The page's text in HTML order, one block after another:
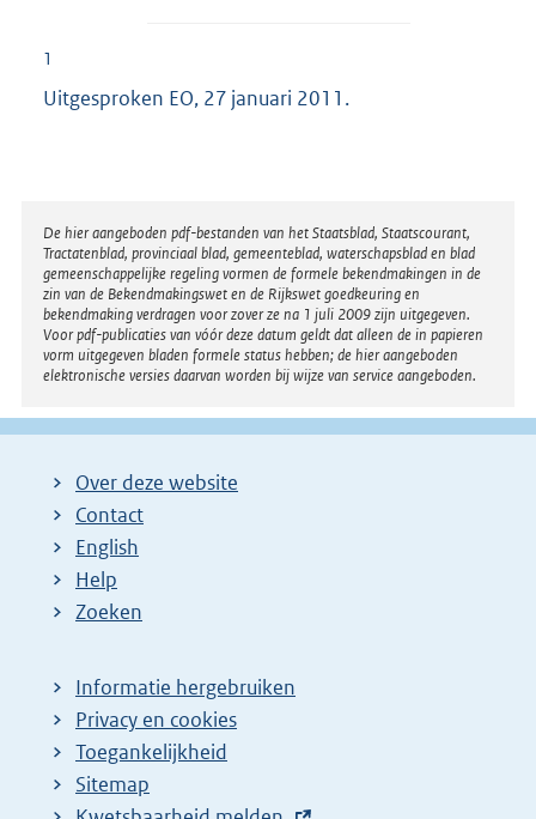
1
Uitgesproken EO, 27 januari 2011.
Disclaimer
De hier aangeboden pdf-bestanden van het Staatsblad, Staatscourant,
Tractatenblad, provinciaal blad, gemeenteblad, waterschapsblad en blad
gemeenschappelijke regeling vormen de formele bekendmakingen in de
zin van de Bekendmakingswet en de Rijkswet goedkeuring en
bekendmaking verdragen voor zover ze na 1 juli 2009 zijn uitgegeven.
Voor pdf-publicaties van vóór deze datum geldt dat alleen de in papieren
vorm uitgegeven bladen formele status hebben; de hier aangeboden
elektronische versies daarvan worden bij wijze van service aangeboden.
Over deze website
Contact
English
Help
Zoeken
Informatie hergebruiken
Privacy en cookies
Toegankelijkheid
Sitemap